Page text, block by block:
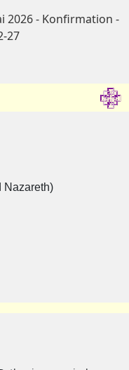
2026 - Konfirmation -
27
Nazareth)